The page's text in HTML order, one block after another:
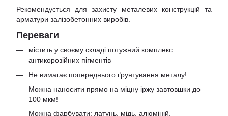
Рекомендується для захисту металевих конструкцій та
арматури залізобетонних виробів.
Переваги
містить у своєму складі потужний комплекс
антикорозійних пігментів
Не вимагає попереднього ґрунтування металу!
Можна наносити прямо на міцну іржу завтовшки до
100 мкм!
Можна фарбувати: латунь, мідь, алюміній,